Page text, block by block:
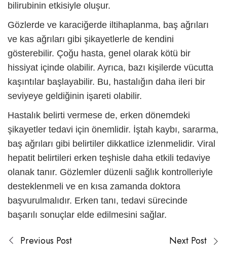
bilirubinin etkisiyle oluşur.
Gözlerde ve karaciğerde iltihaplanma, baş ağrıları
ve kas ağrıları gibi şikayetlerle de kendini
gösterebilir. Çoğu hasta, genel olarak kötü bir
hissiyat içinde olabilir. Ayrıca, bazı kişilerde vücutta
kaşıntılar başlayabilir. Bu, hastalığın daha ileri bir
seviyeye geldiğinin işareti olabilir.
Hastalık belirti vermese de, erken dönemdeki
şikayetler tedavi için önemlidir. İştah kaybı, sararma,
baş ağrıları gibi belirtiler dikkatlice izlenmelidir. Viral
hepatit belirtileri erken teşhisle daha etkili tedaviye
olanak tanır. Gözlemler düzenli sağlık kontrolleriyle
desteklenmeli ve en kısa zamanda doktora
başvurulmalıdır. Erken tanı, tedavi sürecinde
başarılı sonuçlar elde edilmesini sağlar.
Previous Post Next Post